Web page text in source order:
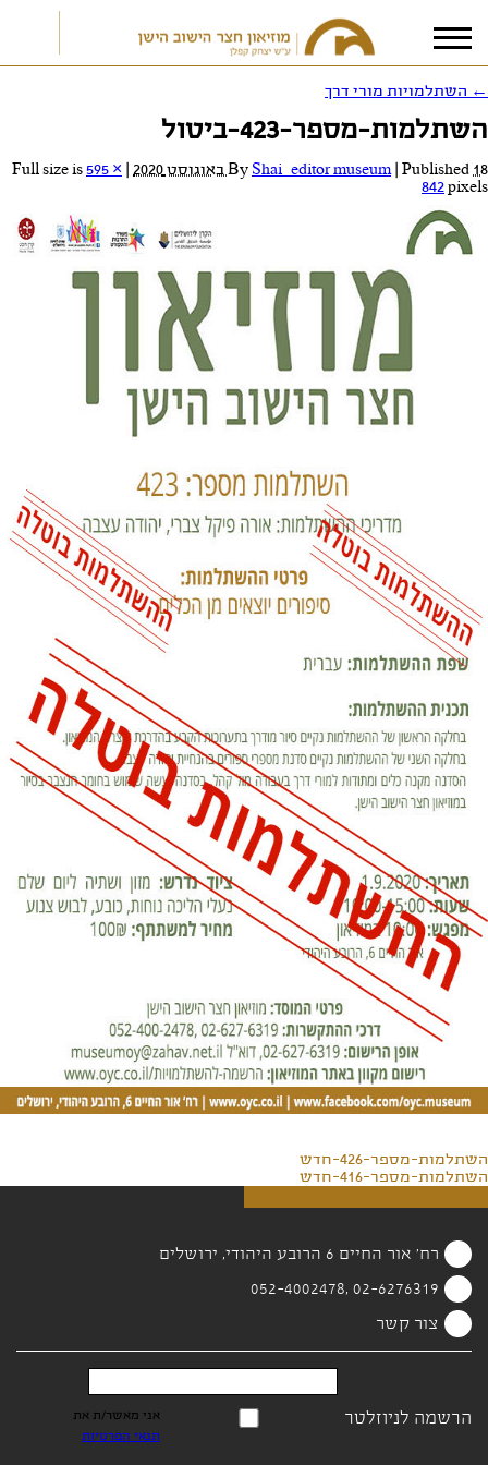
אני מאשר/ת אתתנאי הפרטיות
← השתלמויות מורי דרך
השתלמות-מספר-423-ביטול
By Shai_editor museum Published 18 באוגוסט 2020
595 ×
842pixels
השתלמות-מספר-426-חדש
השתלמות-מספר-416-חדש
רח' אור החיים 6 הרובע היהודי, ירושלים
02-6276319 ,052-4002478
צור קשר
הרשמה לניוזלטר
אני מאשר/ת את
תנאי הפרטיות